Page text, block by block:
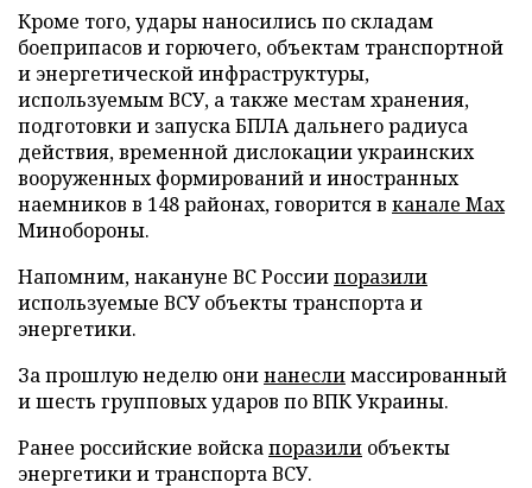
Кроме того, удары наносились по складам
боеприпасов и горючего, объектам транспортной
и энергетической инфраструктуры,
используемым ВСУ, а также местам хранения,
подготовки и запуска БПЛА дальнего радиуса
действия, временной дислокации украинских
вооруженных формирований и иностранных
наемников в 148 районах, говорится в канале Max
Минобороны.
Напомним, накануне ВС Россиипоразили
используемые ВСУ объекты транспорта и
энергетики.
За прошлую неделю онинанеслимассированный
и шесть групповых ударов по ВПК Украины.
Ранее российские войскапоразили объекты
энергетики и транспорта ВСУ.